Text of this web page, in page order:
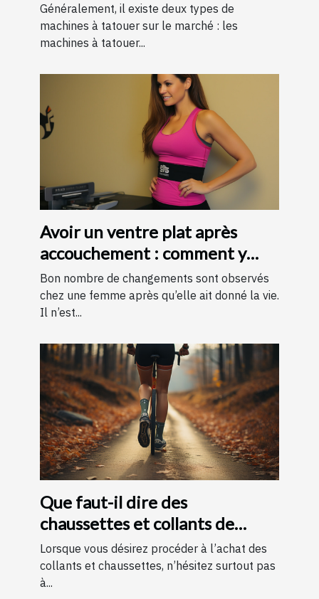
Généralement, il existe deux types de
machines à tatouer sur le marché : les
machines à tatouer...
Avoir un ventre plat après
accouchement : comment y
parvenir ?
Bon nombre de changements sont observés
chez une femme après qu’elle ait donné la vie.
Il n’est...
Que faut-il dire des
chaussettes et collants de
contention ?
Lorsque vous désirez procéder à l’achat des
collants et chaussettes, n’hésitez surtout pas
à...